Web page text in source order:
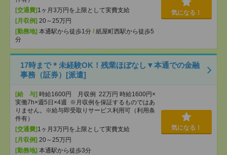
[交通費] 1ヶ月3万円を上限として実費支給
[月収例] 20～25万円
[勤務地] 本通駅から徒歩1分 / 紙屋町西駅から徒歩5
分
気になる！
17時まで＊未経験OK！残業ほぼなし▼本通での金融
事務（証券）[派遣]
[給 与] 時給1600円 月収例 22万円 時給1600円×
実働7h×週5日×4週 ※月収例を保証するものではあ
りません。※給与即受取りサービス利用可（利用条
件有）
[交通費] 1ヶ月3万円を上限として実費支給
[月収例] 20～25万円
[勤務地] 本通駅から徒歩3分
気になる！